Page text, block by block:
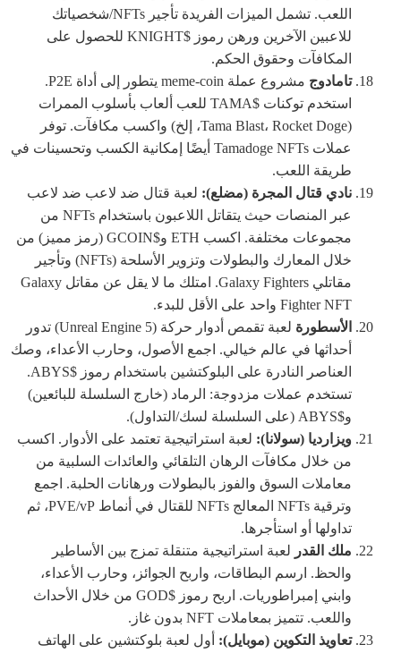
اللعب. تشمل الميزات الفريدة تأجير NFTs/شخصياتك
للاعبين الآخرين ورهن رموز $KNIGHT للحصول على
المكافآت وحقوق الحكم.
تامادوج
مشروع عملة meme-coin يتطور إلى أداة P2E.
استخدم توكنات $TAMA للعب ألعاب بأسلوب الممرات
(Tama Blast، Rocket Doge، إلخ) واكسب مكافآت. توفر
عملات Tamadoge NFTs أيضًا إمكانية الكسب وتحسينات في
طريقة اللعب.
نادي قتال المجرة (مضلع):لعبة قتال ضد لاعب ضد لاعب
عبر المنصات حيث يتقاتل اللاعبون باستخدام NFTs من
مجموعات مختلفة. اكسب ETH و$GCOIN (رمز مميز) من
خلال المعارك والبطولات وتزوير الأسلحة (NFTs) وتأجير
مقاتلي Galaxy Fighters. امتلك ما لا يقل عن مقاتل Galaxy
Fighter NFT واحد على الأقل للبدء.
الأسطورة
لعبة تقمص أدوار حركة (Unreal Engine 5) تدور
أحداثها في عالم خيالي. اجمع الأصول، وحارب الأعداء، وصك
العناصر النادرة على البلوكتشين باستخدام رموز $ABYS.
تستخدم عملات مزدوجة: الرماد (خارج السلسلة للبائعين)
و$ABYS (على السلسلة لسك/التداول).
ويزارديا (سولانا):لعبة استراتيجية تعتمد على الأدوار. اكسب
من خلال مكافآت الرهان التلقائي والعائدات السلبية من
معاملات السوق والفوز بالبطولات ورهانات الحلبة. اجمع
وترقية NFTs المعالج NFTs للقتال في أنماط PVE/vP، ثم
تداولها أو استأجرها.
ملك القدرلعبة استراتيجية متنقلة تمزج بين الأساطير
والحظ. ارسم البطاقات، واربح الجوائز، وحارب الأعداء،
وابني إمبراطوريات. اربح رموز $GOD من خلال الأحداث
واللعب. تتميز بمعاملات NFT بدون غاز.
تعاويذ التكوين (موبايل):أول لعبة بلوكتشين على الهاتف